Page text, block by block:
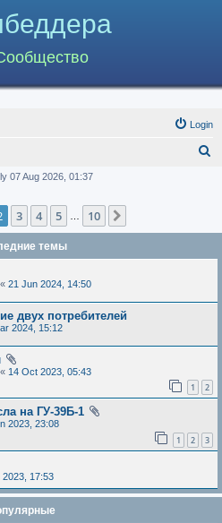
Login
c
h
07 Aug 2026, 01:37
3 4 5 10
темы
« 21 Jun 2024, 14:50
двух потребителей
2024, 15:12
« 14 Oct 2023, 05:43
1 2
на ГУ-39Б-1
2023, 23:08
1 2 3
2023, 17:53